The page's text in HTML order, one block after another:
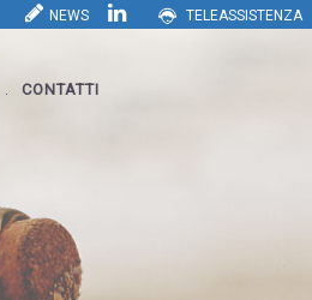
NEWS TELEASSISTENZA
CONTATTI